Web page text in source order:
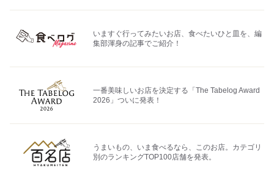
いますぐ行ってみたいお店、食べたいひと皿を、編
集部渾身の記事でご紹介！
一番美味しいお店を決定する「The Tabelog Award
2026」ついに発表！
うまいもの、いま食べるなら、このお店。カテゴリ
別のランキングTOP100店舗を発表。